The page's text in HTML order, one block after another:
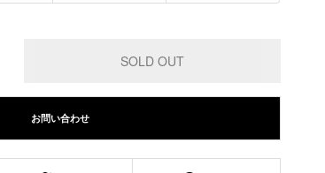
お問い合わせ